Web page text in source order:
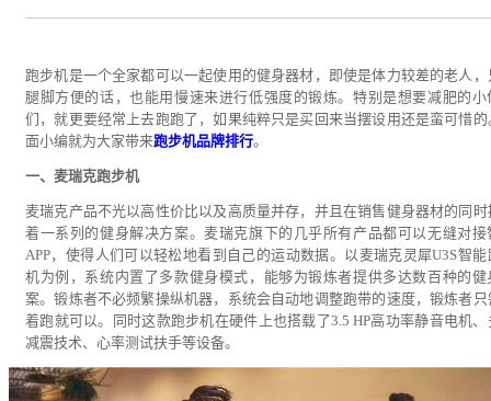
跑步机是一个全家都可以一起使用的健身器材，即使是体力较差的老人，
腿脚方便的话，也能用慢速来进行低强度的锻炼。特别是想要减肥的小
们，就更要经常上去跑跑了，如果纯粹只是买回来当摆设用还是蛮可惜的
面小编就为大家带来跑步机品牌排行。
一、麦瑞克跑步机
麦瑞克产品不光以高性价比以及高质量并存，并且在销售健身器材的同时
着一系列的健身解决方案。麦瑞克旗下的几乎所有产品都可以无缝对接
APP，使得人们可以轻松地看到自己的运动数据。以麦瑞克灵犀U3S智能
机为例，系统内置了多款健身模式，能够为锻炼者提供多达数百种的健
案。锻炼者不必频繁操纵机器，系统会自动地调整跑带的速度，锻炼者只
着跑就可以。同时这款跑步机在硬件上也搭载了3.5 HP高功率静音电机、
减震技术、心率测试扶手等设备。